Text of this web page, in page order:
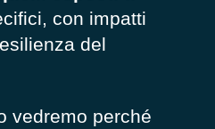
con impatti
del
vedremo perché